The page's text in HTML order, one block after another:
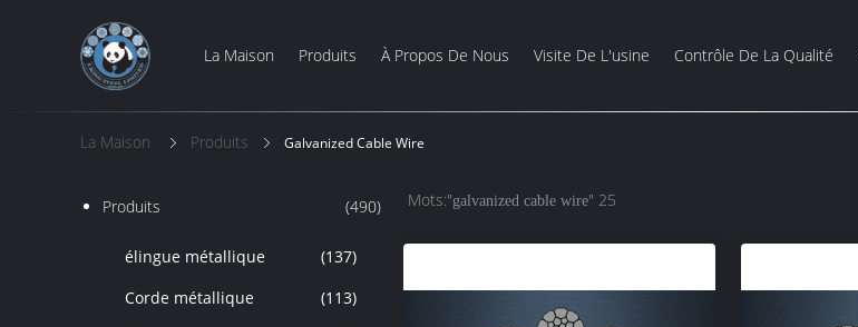
La Maison Produits À Propos De Nous Visite De L'usine Contrôle De La Qualité
La Maison Produits Galvanized Cable Wire
Produits (490)
élingue métallique
(137)
Corde métallique
(113)
Mots:"galvanized cable wire" 25